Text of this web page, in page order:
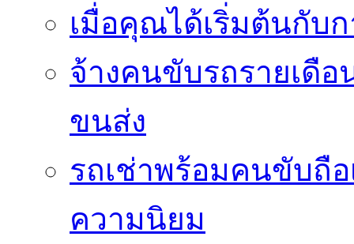
เมื่อคุณได้เริ่มต้นกับ
จ้างคนขับรถรายเดื
ขนส่ง
รถเช่าพร้อมคนขับถื
ความนิยม